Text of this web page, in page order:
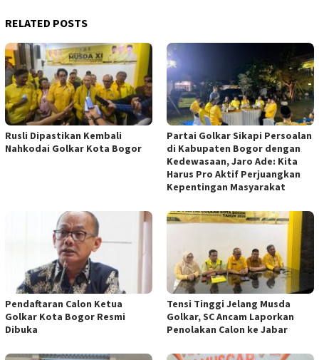
RELATED POSTS
Rusli Dipastikan Kembali
Nahkodai Golkar Kota Bogor
Partai Golkar Sikapi Persoalan
di Kabupaten Bogor dengan
Kedewasaan, Jaro Ade: Kita
Harus Pro Aktif Perjuangkan
Kepentingan Masyarakat
Pendaftaran Calon Ketua
Golkar Kota Bogor Resmi
Dibuka
Tensi Tinggi Jelang Musda
Golkar, SC Ancam Laporkan
Penolakan Calon ke Jabar